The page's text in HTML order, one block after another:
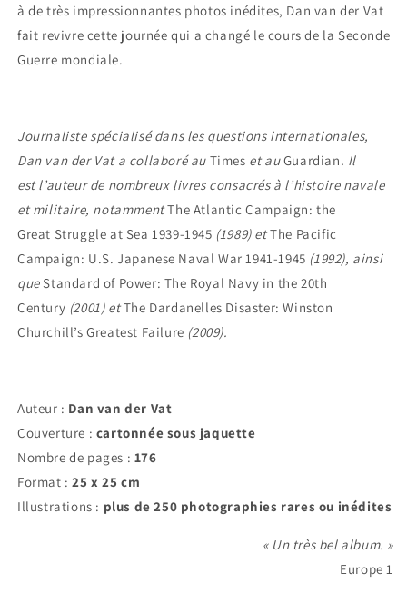
à de très impressionnantes photos inédites, Dan van der Vat
fait revivre cette journée qui a changé le cours de la Seconde
Guerre mondiale.
Journaliste spécialisé dans les questions internationales,
Dan van der Vat a collaboré au Times et auGuardian. Il
est l’auteur de nombreux livres consacrés à l’histoire navale
et militaire, notammentThe Atlantic Campaign: the
Great Struggle at Sea 1939-1945 (1989) etThe Pacific
Campaign: U.S. Japanese Naval War 1941-1945 (1992), ainsi
que Standard of Power: The Royal Navy in the 20th
Century (2001) etThe Dardanelles Disaster: Winston
Churchill’s Greatest Failure (2009).
Auteur : Dan van der Vat
Couverture : cartonnée sous jaquette
Nombre de pages : 176
Format :25 x 25 cm
Illustrations : plus de 250 photographies rares ou inédites
« Un très bel album. »
Europe 1